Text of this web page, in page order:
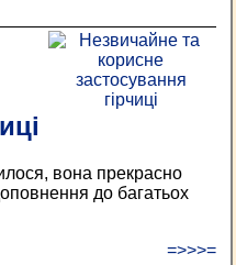
вона прекрасно
до багатьох
=>>>=